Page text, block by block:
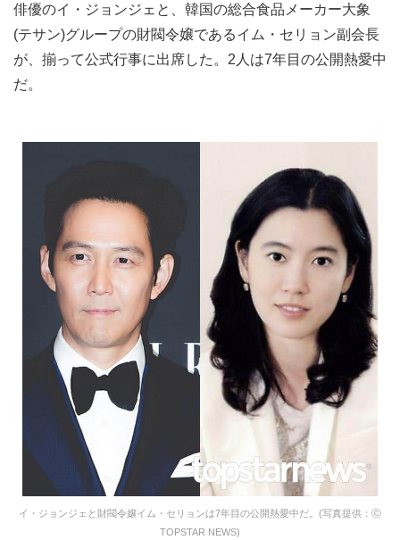
俳優のイ・ジョンジェと、韓国の総合食品メーカー大象
(テサン)グループの財閥令嬢であるイム・セリョン副会長
が、揃って公式行事に出席した。2人は7年目の公開熱愛中
だ。
イ・ジョンジェと財閥令嬢イム・セリョンは7年目の公開熱愛中だ。(写真提供：ⓒ
TOPSTAR NEWS)